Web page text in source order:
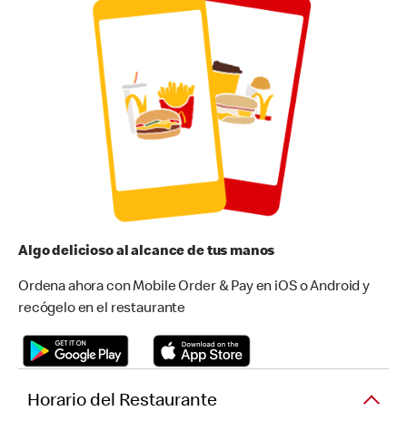
Algo delicioso al alcance de tus manos
Ordena ahora con Mobile Order & Pay en iOS o Android y
recógelo en el restaurante
Horario del Restaurante